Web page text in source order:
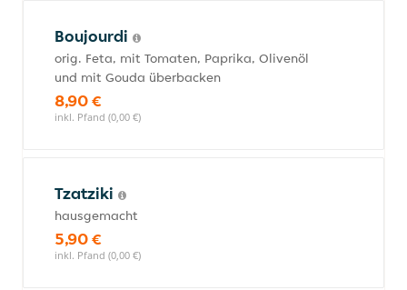
Boujourdi
orig. Feta, mit Tomaten, Paprika, Olivenöl
und mit Gouda überbacken
8,90 €
inkl. Pfand (0,00 €)
Tzatziki
hausgemacht
5,90 €
inkl. Pfand (0,00 €)